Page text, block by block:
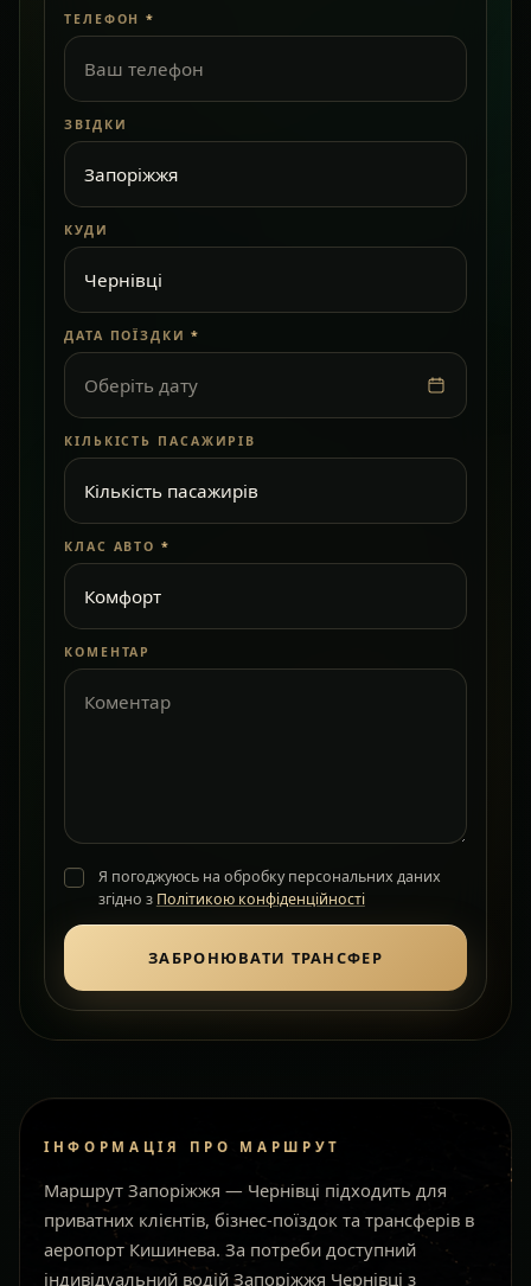
ТЕЛЕФОН *
ЗВІДКИ
КУДИ
ДАТА ПОЇЗДКИ *
Оберіть дату
КІЛЬКІСТЬ ПАСАЖИРІВ
КЛАС АВТО *
КОМЕНТАР
Я погоджуюсь на обробку персональних даних
згідно з Політикою конфіденційності
ЗАБРОНЮВАТИ ТРАНСФЕР
ІНФОРМАЦІЯ ПРО МАРШРУТ
Маршрут Запоріжжя — Чернівці підходить для
приватних клієнтів, бізнес-поїздок та трансферів в
аеропорт Кишинева. За потреби доступний
індивідуальний водій Запоріжжя Чернівці з